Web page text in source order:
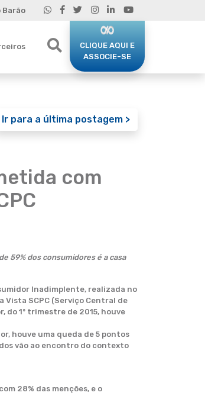
CLIQUE AQUI E
ASSOCIE-SE
Ir para a última postagem >
com
59% dos consumidores é a casa
Inadimplente, realizada no
SCPC (Serviço Central de
do 1º trimestre de 2015, houve
houve uma queda de 5 pontos
vão ao encontro do contexto
28% das menções, e o